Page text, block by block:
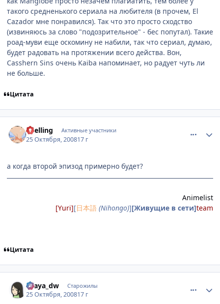
такого средненького сериала на любителя (в прочем, El
Cazador мне понравился). Так что это просто сходство
(извиняюсь за слово "подозрительное" - бес попутал). Такие
роад-муви еще оскомину не набили, так что сериал, думаю,
будет радовать на протяжении всего действа. Вон,
Casshern Sins очень Kaiba напоминает, но радует чуть ли
не больше.
Цитата
Shelling Активные участники
25 Октября, 200817 г
а когда второй эпизод примерно будет?
Animelist
[Yuri][日本語 (Nihongo)][Живущие в сети]team
Цитата
Ellaya_dw Старожилы
25 Октября, 200817 г